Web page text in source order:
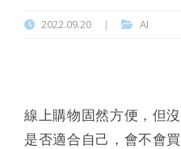
2022.09.20 | AI
線上購物固然方便，但
是否適合自己，會不會